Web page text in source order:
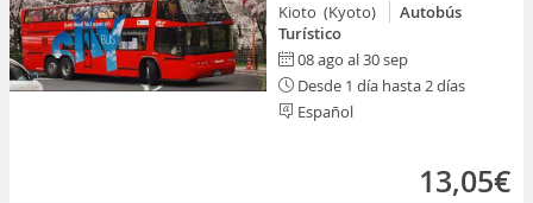
Kioto (Kyoto)
Autobús
Turístico
08 ago al 30 sep
Desde 1 día hasta 2 días
Español
13,05€